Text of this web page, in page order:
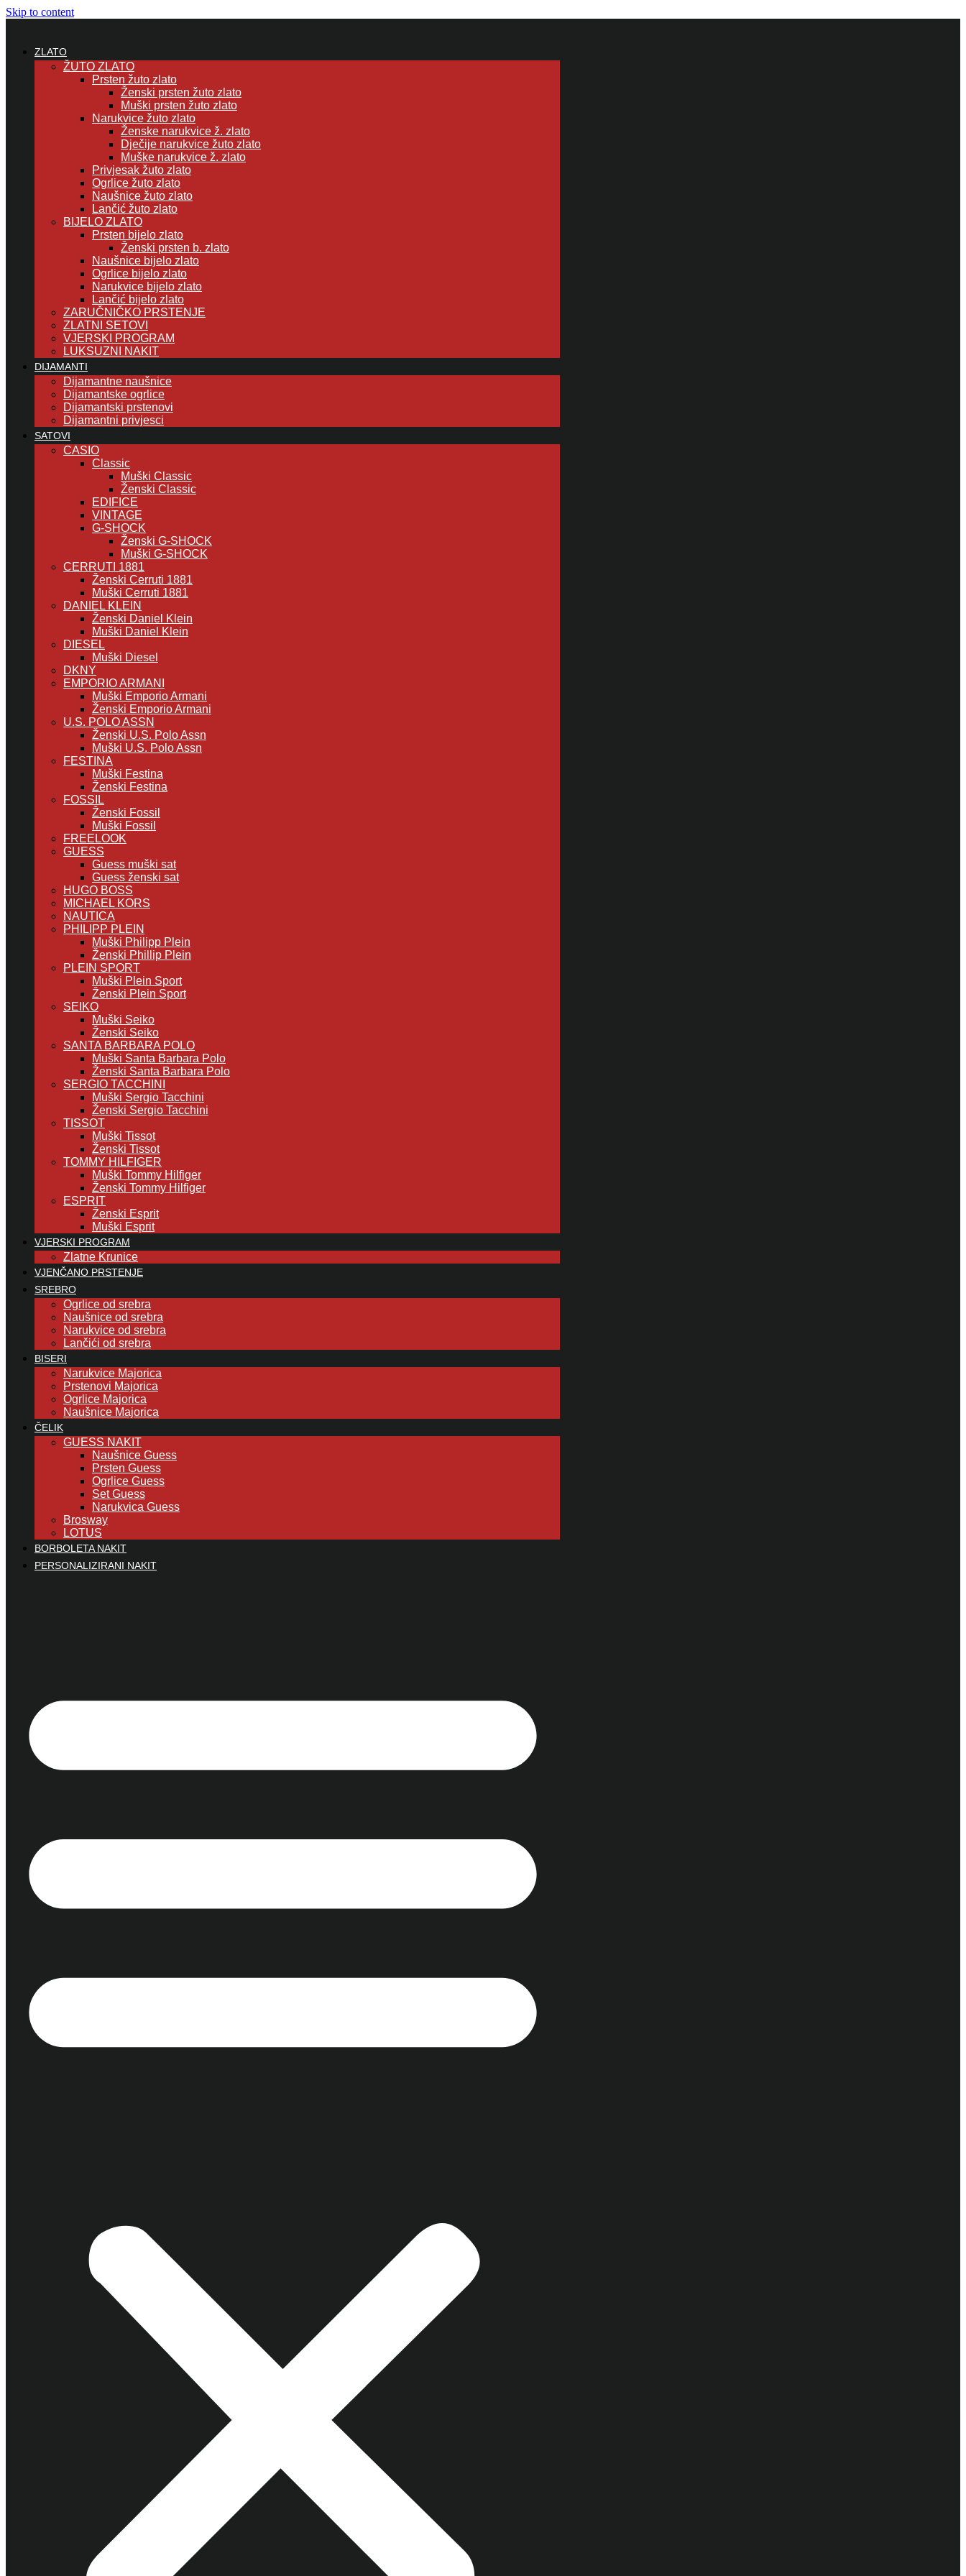
Skip to content
ZLATO
ŽUTO ZLATO
Prsten žuto zlato
Ženski prsten žuto zlato
Muški prsten žuto zlato
Narukvice žuto zlato
Ženske narukvice ž. zlato
Dječije narukvice žuto zlato
Muške narukvice ž. zlato
Privjesak žuto zlato
Ogrlice žuto zlato
Naušnice žuto zlato
Lančić žuto zlato
BIJELO ZLATO
Prsten bijelo zlato
Ženski prsten b. zlato
Naušnice bijelo zlato
Ogrlice bijelo zlato
Narukvice bijelo zlato
Lančić bijelo zlato
ZARUČNIČKO PRSTENJE
ZLATNI SETOVI
VJERSKI PROGRAM
LUKSUZNI NAKIT
DIJAMANTI
Dijamantne naušnice
Dijamantske ogrlice
Dijamantski prstenovi
Dijamantni privjesci
SATOVI
CASIO
Classic
Muški Classic
Ženski Classic
EDIFICE
VINTAGE
G-SHOCK
Ženski G-SHOCK
Muški G-SHOCK
CERRUTI 1881
Ženski Cerruti 1881
Muški Cerruti 1881
DANIEL KLEIN
Ženski Daniel Klein
Muški Daniel Klein
DIESEL
Muški Diesel
DKNY
EMPORIO ARMANI
Muški Emporio Armani
Ženski Emporio Armani
U.S. POLO ASSN
Ženski U.S. Polo Assn
Muški U.S. Polo Assn
FESTINA
Muški Festina
Ženski Festina
FOSSIL
Ženski Fossil
Muški Fossil
FREELOOK
GUESS
Guess muški sat
Guess ženski sat
HUGO BOSS
MICHAEL KORS
NAUTICA
PHILIPP PLEIN
Muški Philipp Plein
Ženski Phillip Plein
PLEIN SPORT
Muški Plein Sport
Ženski Plein Sport
SEIKO
Muški Seiko
Ženski Seiko
SANTA BARBARA POLO
Muški Santa Barbara Polo
Ženski Santa Barbara Polo
SERGIO TACCHINI
Muški Sergio Tacchini
Ženski Sergio Tacchini
TISSOT
Muški Tissot
Ženski Tissot
TOMMY HILFIGER
Muški Tommy Hilfiger
Ženski Tommy Hilfiger
ESPRIT
Ženski Esprit
Muški Esprit
VJERSKI PROGRAM
Zlatne Krunice
VJENČANO PRSTENJE
SREBRO
Ogrlice od srebra
Naušnice od srebra
Narukvice od srebra
Lančići od srebra
BISERI
Narukvice Majorica
Prstenovi Majorica
Ogrlice Majorica
Naušnice Majorica
ČELIK
GUESS NAKIT
Naušnice Guess
Prsten Guess
Ogrlice Guess
Set Guess
Narukvica Guess
Brosway
LOTUS
BORBOLETA NAKIT
PERSONALIZIRANI NAKIT